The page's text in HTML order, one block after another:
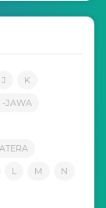
J K
-JAWA
L M N